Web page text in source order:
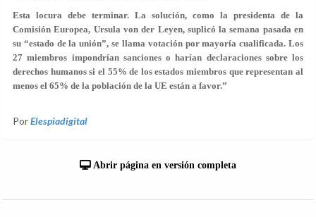
Esta locura debe terminar. La solución, como la presidenta de la
Comisión Europea, Ursula von der Leyen, suplicó la semana pasada en
su “estado de la unión”, se llama votación por mayoría cualificada. Los
27 miembros impondrían sanciones o harían declaraciones sobre los
derechos humanos si el 55% de los estados miembros que representan al
menos el 65% de la población de la UE están a favor.”
PorElespiadigital
Abrir página en versión completa